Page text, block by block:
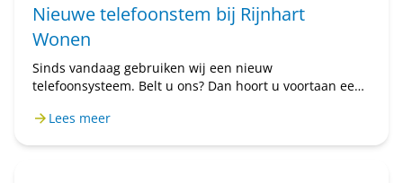
Nieuwe telefoonstem bij Rijnhart
Wonen
Sinds vandaag gebruiken wij een nieuw
telefoonsysteem. Belt u ons? Dan hoort u voortaan een
nog steeds met Rijnhart Wonen. Alleen de stem is
Lees meer